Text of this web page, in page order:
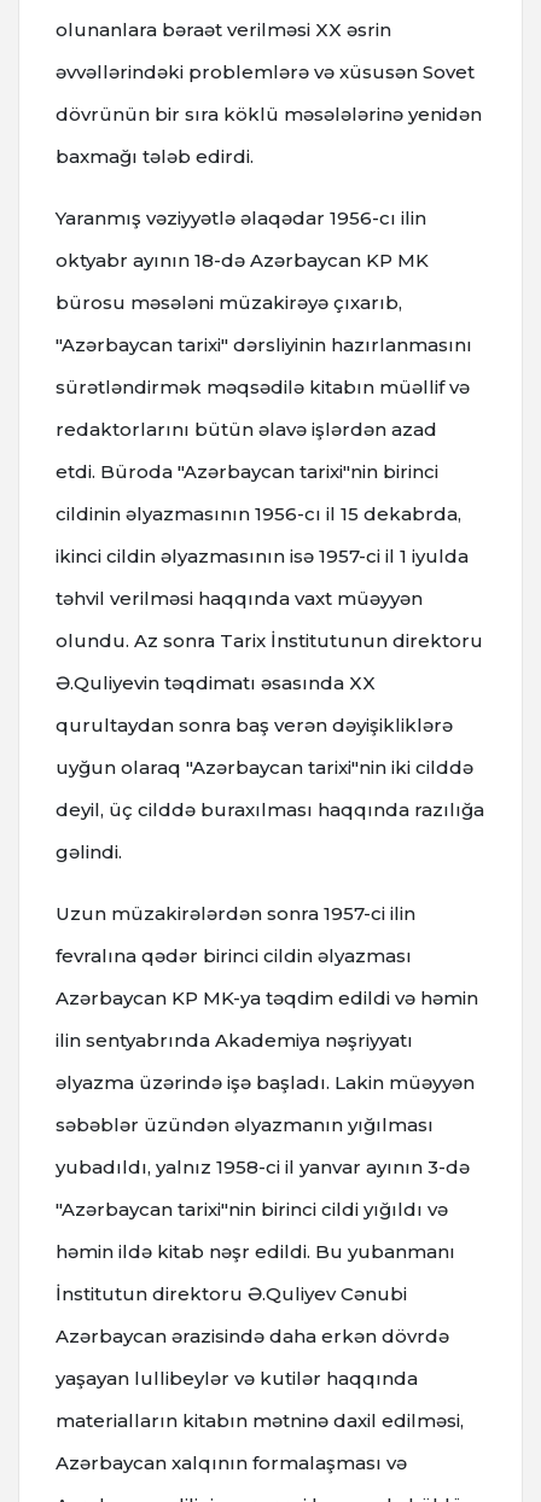
olunanlara bəraət verilməsi XX əsrin
əvvəllərindəki problemlərə və xüsusən Sovet
dövrünün bir sıra köklü məsələlərinə yenidən
baxmağı tələb edirdi.
Yaranmış vəziyyətlə əlaqədar 1956-cı ilin
oktyabr ayının 18-də Azərbaycan KP MK
bürosu məsələni müzakirəyə çıxarıb,
"Azərbaycan tarixi" dərsliyinin hazırlanmasını
sürətləndirmək məqsədilə kitabın müəllif və
redaktorlarını bütün əlavə işlərdən azad
etdi. Büroda "Azərbaycan tarixi"nin birinci
cildinin əlyazmasının 1956-cı il 15 dekabrda,
ikinci cildin əlyazmasının isə 1957-ci il 1 iyulda
təhvil verilməsi haqqında vaxt müəyyən
olundu. Az sonra Tarix İnstitutunun direktoru
Ə.Quliyevin təqdimatı əsasında XX
qurultaydan sonra baş verən dəyişikliklərə
uyğun olaraq "Azərbaycan tarixi"nin iki cilddə
deyil, üç cilddə buraxılması haqqında razılığa
gəlindi.
Uzun müzakirələrdən sonra 1957-ci ilin
fevralına qədər birinci cildin əlyazması
Azərbaycan KP MK-ya təqdim edildi və həmin
ilin sentyabrında Akademiya nəşriyyatı
əlyazma üzərində işə başladı. Lakin müəyyən
səbəblər üzündən əlyazmanın yığılması
yubadıldı, yalnız 1958-ci il yanvar ayının 3-də
"Azərbaycan tarixi"nin birinci cildi yığıldı və
həmin ildə kitab nəşr edildi. Bu yubanmanı
İnstitutun direktoru Ə.Quliyev Cənubi
Azərbaycan ərazisində daha erkən dövrdə
yaşayan lullibeylər və kutilər haqqında
materialların kitabın mətninə daxil edilməsi,
Azərbaycan xalqının formalaşması və